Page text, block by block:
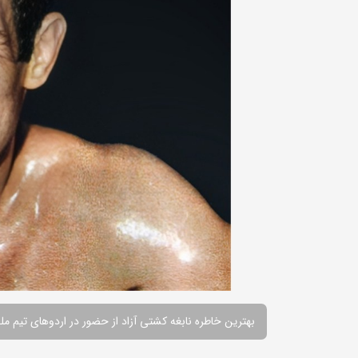
بهترین خاطره نابغه کشتی آزاد از حضور در اردوهای تیم